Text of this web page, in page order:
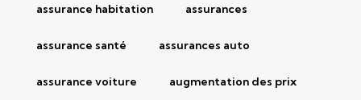
assurance habitation assurances
assurance santé assurances auto
assurance voiture augmentation des prix